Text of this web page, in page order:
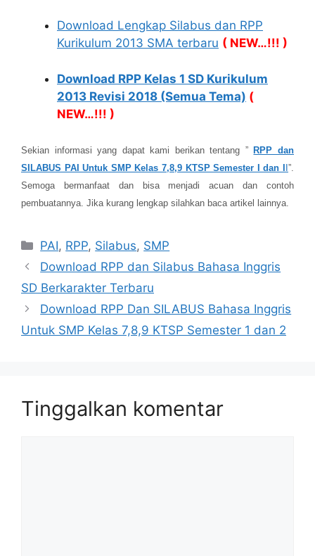
Download Lengkap Silabus dan RPP
Kurikulum 2013 SMA terbaru ( NEW…!!! )
Download RPP Kelas 1 SD Kurikulum
2013 Revisi 2018 (Semua Tema) (
NEW…!!! )
Sekian informasi yang dapat kami berikan tentang ” RPP dan
SILABUS PAI Untuk SMP Kelas 7,8,9 KTSP Semester I dan I
”.
Semoga bermanfaat dan bisa menjadi acuan dan contoh
pembuatannya. Jika kurang lengkap silahkan baca artikel lainnya.
Kategori
PAI, RPP, Silabus, SMP
Download RPP dan Silabus Bahasa Inggris
SD Berkarakter Terbaru
Download RPP Dan SILABUS Bahasa Inggris
Untuk SMP Kelas 7,8,9 KTSP Semester 1 dan 2
Tinggalkan komentar